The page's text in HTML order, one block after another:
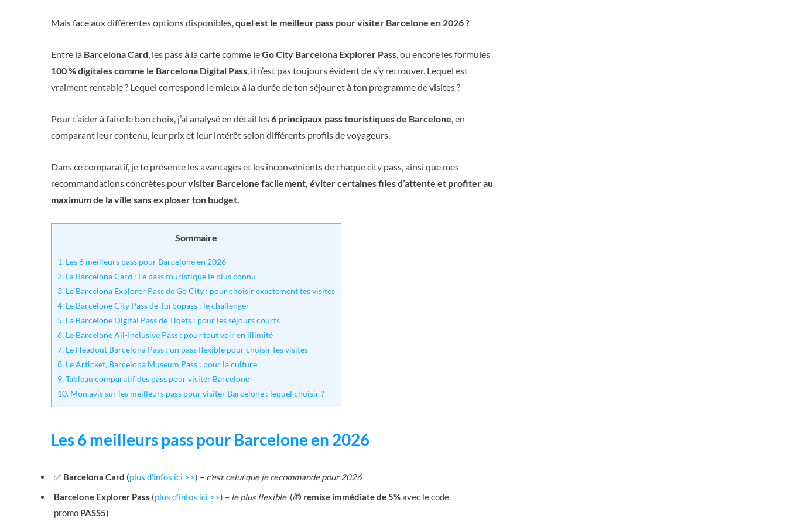
Mais face aux différentes options disponibles,quel est le meilleur pass pour visiter Barcelone en 2026 ?
Entre la Barcelona Card, les pass à la carte comme leGo City Barcelona Explorer Pass, ou encore les formules
100 % digitales comme le Barcelona Digital Pass, il n’est pas toujours évident de s’y retrouver. Lequel est
vraiment rentable ? Lequel correspond le mieux à la durée de ton séjour et à ton programme de visites ?
Pour t’aider à faire le bon choix, j’ai analysé en détail les6 principaux pass touristiques de Barcelone, en
comparant leur contenu, leur prix et leur intérêt selon différents profils de voyageurs.
Dans ce comparatif, je te présente les avantages et les inconvénients de chaque city pass, ainsi que mes
recommandations concrètes pourvisiter Barcelone facilement, éviter certaines files d’attente et profiter au
maximum de la ville sans exploser ton budget.
Sommaire
1. Les 6 meilleurs pass pour Barcelone en 2026
2. La Barcelona Card : Le pass touristique le plus connu
3. Le Barcelona Explorer Pass de Go City : pour choisir exactement tes visites
4. Le Barcelone City Pass de Turbopass : le challenger
5. La Barcelone Digital Pass de Tiqets : pour les séjours courts
6. Le Barcelone All-Inclusive Pass : pour tout voir en illimité
7. Le Headout Barcelona Pass : un pass flexible pour choisir tes visites
8. Le Articket, Barcelona Museum Pass : pour la culture
9.Tableau comparatif des pass pour visiter Barcelone
10. Mon avis sur les meilleurs pass pour visiter Barcelone : lequel choisir ?
Les 6 meilleurs pass pour Barcelone en 2026
✅ Barcelona Card (plus d’infos ici >>) – c’est celui que je recommande pour 2026
Barcelone Explorer Pass (plus d’infos ici >>) – le plus flexible (🎁 remise immédiate de 5%avec le code
promo PASS5)